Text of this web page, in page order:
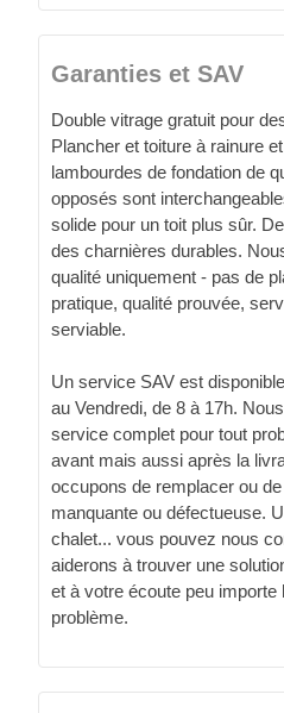
Garanties et SAV
Double vitrage gratuit pour
Plancher et toiture à rainure
lambourdes de fondation de
opposés sont
solide pour un toit plus sûr.
des charnières durables.
qualité uniquement - pas de
pratique, qualité prouvée,
serviable.
Un service SAV est
au Vendredi, de 8 à 17h.
service complet pour tout
avant mais aussi après la
occupons de remplacer ou
manquante ou défectueuse.
chalet... vous pouvez nous
aiderons à trouver une
et à votre écoute peu
problème.